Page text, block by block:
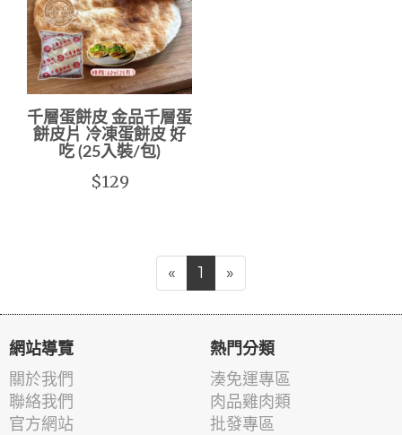
千層蛋餅皮 金品千層蛋
餅皮片 冷凍蛋餅皮 好
吃 (25入裝/包)
$129
« 1 »
網站導覽
關於我們
聯絡我們
官方網站
熱門分類
湊免運專區
肉品雞肉類
批發專區